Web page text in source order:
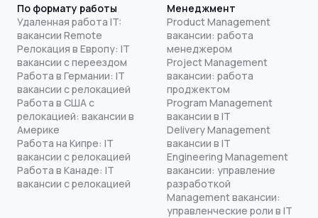
По формату работы
Удаленная работа IT:
вакансии Remote
Релокация в Европу: IT
вакансии с переездом
Работа в Германии: IT
вакансии с релокацией
Работа в США с
релокацией: вакансии в
Америке
Работа на Кипре: IT
вакансии с релокацией
Работа в Канаде: IT
вакансии с релокацией
Менеджмент
Product Management
вакансии: работа
менеджером
Project Management
вакансии: работа
проджектом
Program Management
вакансии в IT
Delivery Management
вакансии в IT
Engineering Management
вакансии: управление
разработкой
Management вакансии:
управленческие роли в IT